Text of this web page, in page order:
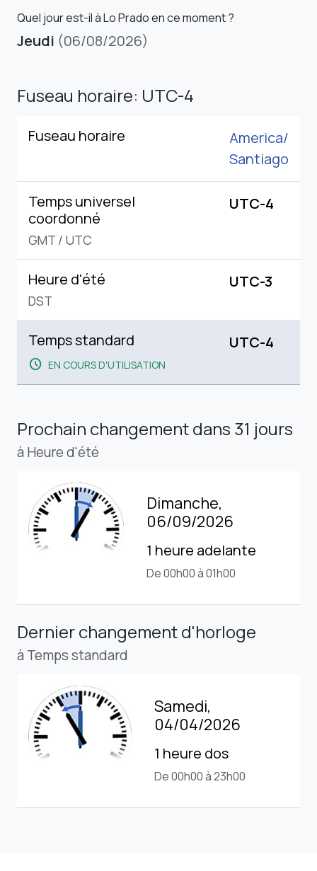
Quel jour est-il à Lo Prado en ce moment ?
Jeudi (06/08/2026)
Fuseau horaire: UTC-4
Fuseau horaire
America/
Santiago
Temps universel
coordonné
GMT / UTC
UTC-4
Heure d'été
DST
UTC-3
Temps standard
schedule EN COURS D'UTILISATION
UTC-4
Prochain changementdans 31 jours
à Heure d'été
Dimanche,
06/09/2026
1 heure adelante
De 00h00 à 01h00
Dernier changement d'horloge
à Temps standard
Samedi,
04/04/2026
1 heure dos
De 00h00 à 23h00